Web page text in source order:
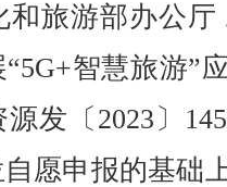
游部办公厅
智慧旅游”
发〔2023〕
愿申报的基础